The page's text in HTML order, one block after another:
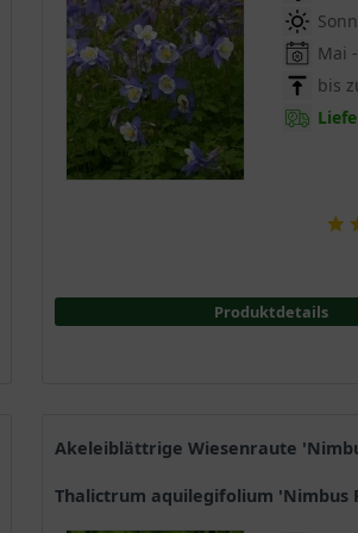
Mai
bis
Produktdetails
Akeleiblättrige Wiesenraute
Thalictrum aquilegifolium 'Nimbus